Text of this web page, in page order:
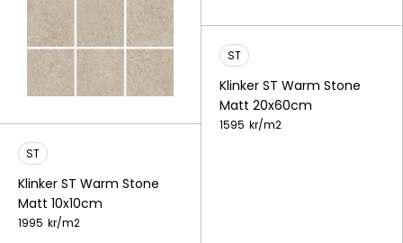
ST
Klinker ST Warm Stone
Matt 10x10cm
1995 kr/m2
ST
Klinker ST Warm Stone
Matt 20x60cm
1595 kr/m2